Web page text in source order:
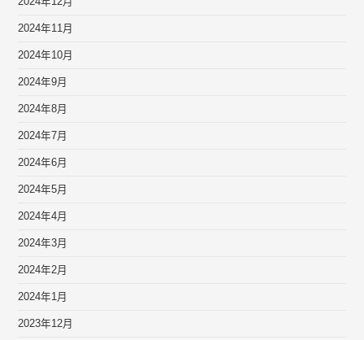
2024年11月
2024年10月
2024年9月
2024年8月
2024年7月
2024年6月
2024年5月
2024年4月
2024年3月
2024年2月
2024年1月
2023年12月